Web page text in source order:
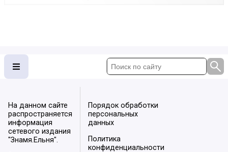
На данном сайте
распространяется
информация
сетевого издания
"Знамя.Ельня".
Порядок обработки
персональных
данных
Политика
конфиденциальности